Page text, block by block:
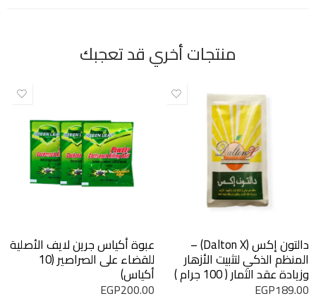
منتجات أخري قد تعجبك
دالتون إكس (Dalton X) –
المنظم الذكي لتثبيت الأزهار
وزيادة عقد الثمار ( 100 جرام )
EGP189.00
عبوة أكياس جرين لايف الأصلية
للقضاء على الصراصير (10
أكياس)
EGP200.00